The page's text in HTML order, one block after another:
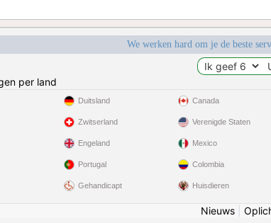
We werken hard om je de beste
per land
Duitsland
Zwitserland
Engeland
Portugal
Gehandicapt
Canada
Verenigde Staten
Mexico
Colombia
Huisdieren
Nieuws|